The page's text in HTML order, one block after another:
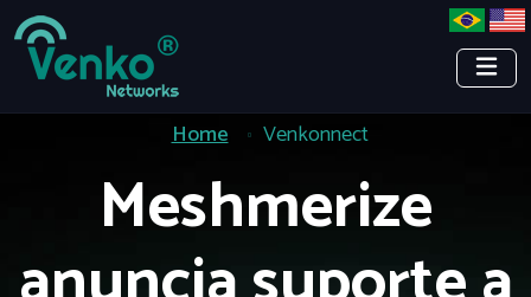
Home Venkonnect
Meshmerize